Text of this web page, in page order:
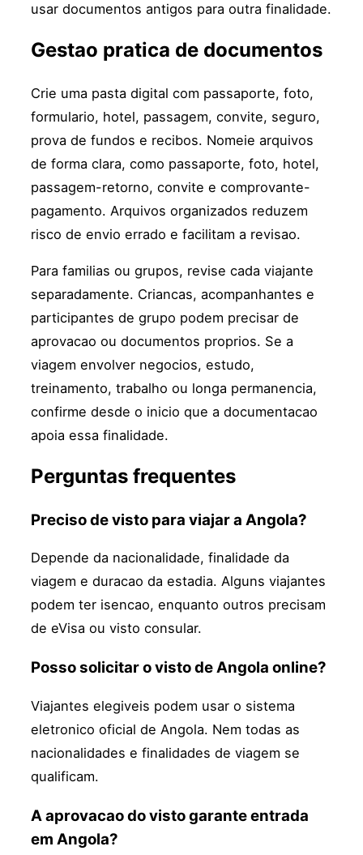
usar documentos antigos para outra finalidade.
Gestao pratica de documentos
Crie uma pasta digital com passaporte, foto,
formulario, hotel, passagem, convite, seguro,
prova de fundos e recibos. Nomeie arquivos
de forma clara, como passaporte, foto, hotel,
passagem-retorno, convite e comprovante-
pagamento. Arquivos organizados reduzem
risco de envio errado e facilitam a revisao.
Para familias ou grupos, revise cada viajante
separadamente. Criancas, acompanhantes e
participantes de grupo podem precisar de
aprovacao ou documentos proprios. Se a
viagem envolver negocios, estudo,
treinamento, trabalho ou longa permanencia,
confirme desde o inicio que a documentacao
apoia essa finalidade.
Perguntas frequentes
Preciso de visto para viajar a Angola?
Depende da nacionalidade, finalidade da
viagem e duracao da estadia. Alguns viajantes
podem ter isencao, enquanto outros precisam
de eVisa ou visto consular.
Posso solicitar o visto de Angola online?
Viajantes elegiveis podem usar o sistema
eletronico oficial de Angola. Nem todas as
nacionalidades e finalidades de viagem se
qualificam.
A aprovacao do visto garante entrada
em Angola?